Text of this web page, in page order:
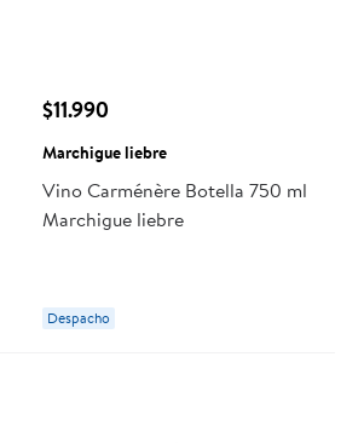
$11.990
Marchigue liebre
Vino Carménère Botella 750 ml
Marchigue liebre
Despacho